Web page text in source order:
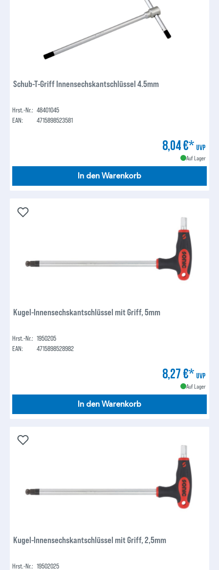
Schub-T-Griff Innensechskantschlüssel 4.5mm
Hrst.-Nr.: 48401045
EAN:
4715898523581
8,04 €* UVP
Auf Lager
In den Warenkorb
Kugel-Innensechskantschlüssel mit Griff, 5mm
Hrst.-Nr.: 1950205
EAN:
4715898528982
8,27 €* UVP
Auf Lager
In den Warenkorb
Kugel-Innensechskantschlüssel mit Griff, 2,5mm
Hrst.-Nr.: 19502025